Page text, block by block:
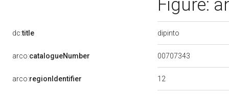
Figure:
dc:title dipinto
arco:catalogueNumber 00707343
arco:regionIdentifier 12